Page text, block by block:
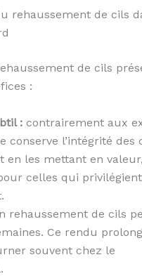
rehaussement de cils
de cils
:
:contrairement aux
conserve l’intégrité des
en les mettant en
celles qui
rehaussement de cils
Ce rendu
souvent chez le